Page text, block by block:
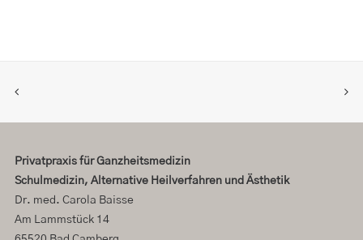
Privatpraxis für Ganzheitsmedizin
Schulmedizin, Alternative Heilverfahren und Ästhetik
Dr. med. Carola Baisse
Am Lammstück 14